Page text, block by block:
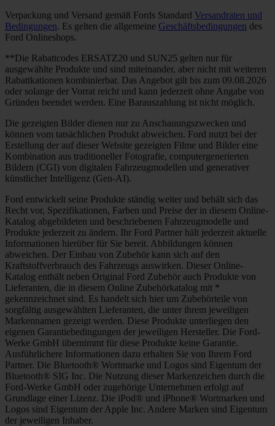
Verpackung und Versand gemäß Fords Standard Versandraten und
Bedingungen. Es gelten die allgemeine Geschäftsbedingungen des
Ford Onlineshops.
**Die Rabattcodes ERSATZ20 und SUN25 gelten nur für
ausgewählte Produkte und sind miteinander, aber nicht mit weiteren
Rabattkationen kombinierbar. Das Angebot gilt bis zum 09.08.2026
oder solange der Vorrat reicht und kann jederzeit ohne Angabe von
Gründen beendet werden. Eine Barauszahlung ist nicht möglich.
Die gezeigten Bilder dienen nur zu Anschauungszwecken und
können vom tatsächlichen Produkt abweichen. Ford nutzt bei der
Erstellung der auf dieser Website gezeigten Filme und Bilder eine
Kombination aus traditioneller Fotografie, computergenerierten
Bildern (CGI) von digitalen Fahrzeugmodellen und generativer
künstlicher Intelligenz (Gen-AI).
Ford entwickelt seine Produkte ständig weiter und behält sich das
Recht vor, Spezifikationen, Farben und Preise der in diesem Online-
Katalog abgebildeten und beschriebenen Fahrzeugmodelle und
Produkte jederzeit zu ändern. Ihr Ford Partner hält jederzeit aktuelle
Informationen hierüber für Sie bereit. Abbildungen können
abweichen. Der Einbau von Zubehör kann sich auf den
Kraftstoffverbrauch des Fahrzeugs auswirken. Dieser Online-
Katalog enthält neben Original Ford Zubehör auch Produkte von
Lieferanten, die in diesem Online Zubehörkatalog mit *
gekennzeichnet sind. Es handelt sich hier um Zubehörteile von
sorgfältig ausgewählten Lieferanten, die unter ihrem jeweiligen
Markennamen gezeigt werden. Diese Produkte unterliegen den
eigenen Garantiebedingungen der jeweiligen Hersteller. Die Ford-
Werke GmbH übernimmt für diese Produkte keine Garantie.
Ausführlichere Informationen dazu erhalten Sie von Ihrem Ford
Partner. Die Bluetooth® Wortmarke und Logos sind Eigentum der
Bluetooth® SIG Inc. Die Nutzung dieser Markenzeichen durch die
Ford-Werke GmbH oder zugehörige Unternehmen erfolgt auf
Grundlage einer Lizenz. Die iPod® und iPhone® Wortmarken und
Logos sind Eigentum der Apple Inc. Andere Marken sind Eigentum
der jeweiligen Inhaber.